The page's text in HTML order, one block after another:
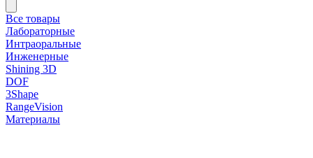
Все товары
Лабораторные
Интраоральные
Инженерные
Shining 3D
DOF
3Shape
RangeVision
Материалы